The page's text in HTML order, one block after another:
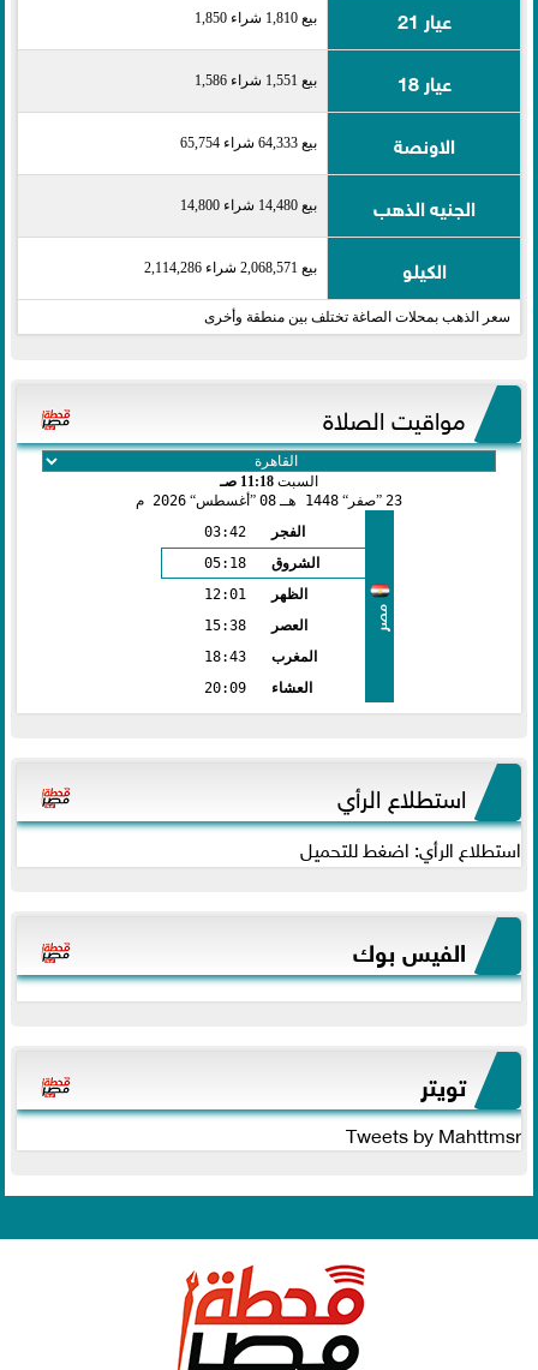
عيار 21 بيع 1,810 شراء 1,850
عيار 18 بيع 1,551 شراء 1,586
الاونصة بيع 64,333 شراء 65,754
الجنيه الذهب بيع 14,480 شراء 14,800
الكيلو بيع 2,068,571 شراء 2,114,286
سعر الذهب بمحلات الصاغة تختلف بين منطقة وأخرى
مواقيت الصلاة
السبت 11:18 صـ
23
صفر 1448 هـ 08 أغسطس 2026 م
مصر
الفجر
03:42
الشروق
05:18
الظهر
12:01
العصر
15:38
المغرب
18:43
العشاء
20:09
استطلاع الرأي
استطلاع الرأي: اضغط للتحميل
الفيس بوك
تويتر
Tweets by Mahttmsr